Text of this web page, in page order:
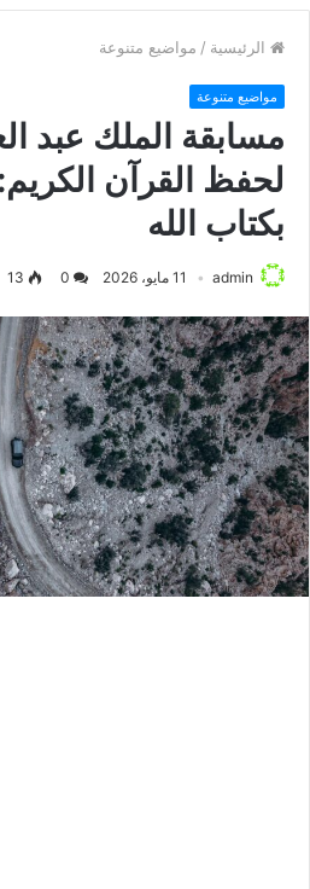
الرئيسية / مواضيع متنوعة
مواضيع متنوعة
مسابقة الملك عبد
لحفظ القرآن
بكتاب الله
admin 11 مايو، 2026 13